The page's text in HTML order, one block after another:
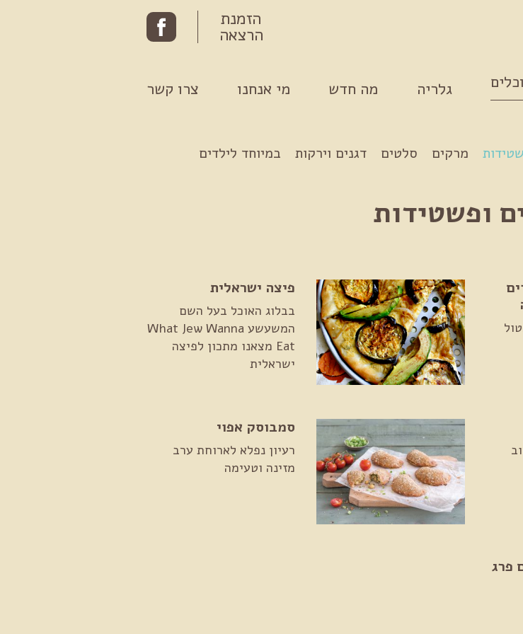
הזמנת
הרצאה
גלריה מה חדש מי אנחנו צרו קשר
מרקים סלטים דגנים וירקות במיוחד לילדים
ופשטידות
פיצה ישראלית
בבלוג האוכל בעל השם
המשעשע What Jew Wanna
Eat מצאנו מתכון לפיצה
ישראלית
סמבוסק אפוי
רעיון נפלא לארוחת ערב
מזינה וטעימה
פרג